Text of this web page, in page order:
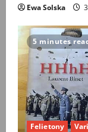
Ewa Solska
5 minutes
Felietony